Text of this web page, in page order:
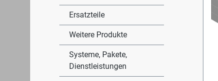
Ersatzteile
Weitere Produkte
Systeme, Pakete,
Dienstleistungen